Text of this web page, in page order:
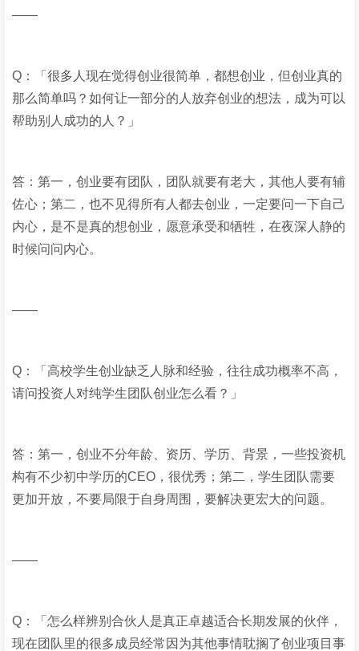
——
Q：「很多人现在觉得创业很简单，都想创业，但创业真的
那么简单吗？如何让一部分的人放弃创业的想法，成为可以
帮助别人成功的人？」
答：第一，创业要有团队，团队就要有老大，其他人要有辅
佐心；第二，也不见得所有人都去创业，一定要问一下自己
内心，是不是真的想创业，愿意承受和牺牲，在夜深人静的
时候问问内心。
——
Q：「高校学生创业缺乏人脉和经验，往往成功概率不高，
请问投资人对纯学生团队创业怎么看？」
答：第一，创业不分年龄、资历、学历、背景，一些投资机
构有不少初中学历的CEO，很优秀；第二，学生团队需要
更加开放，不要局限于自身周围，要解决更宏大的问题。
——
Q：「怎么样辨别合伙人是真正卓越适合长期发展的伙伴，
现在团队里的很多成员经常因为其他事情耽搁了创业项目事